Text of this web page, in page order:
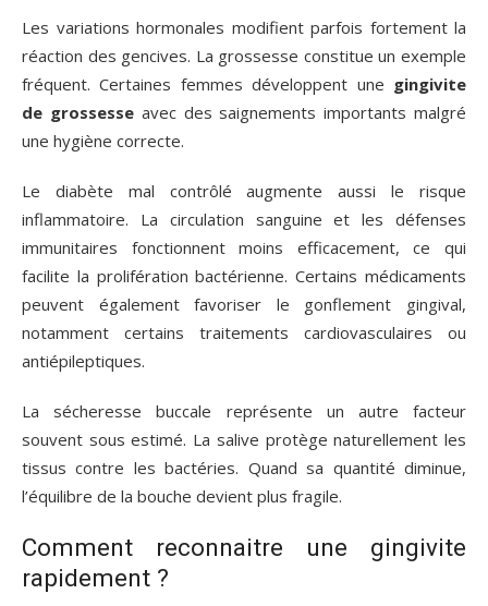
Les variations hormonales modifient parfois fortement la
réaction des gencives. La grossesse constitue un exemple
fréquent. Certaines femmes développent une gingivite
de grossesseavec des saignements importants malgré
une hygiène correcte.
Le diabète mal contrôlé augmente aussi le risque
inflammatoire. La circulation sanguine et les défenses
immunitaires fonctionnent moins efficacement, ce qui
facilite la prolifération bactérienne. Certains médicaments
peuvent également favoriser le gonflement gingival,
notamment certains traitements cardiovasculaires ou
antiépileptiques.
La sécheresse buccale représente un autre facteur
souvent sous estimé. La salive protège naturellement les
tissus contre les bactéries. Quand sa quantité diminue,
l’équilibre de la bouche devient plus fragile.
Comment reconnaitre une gingivite
rapidement ?